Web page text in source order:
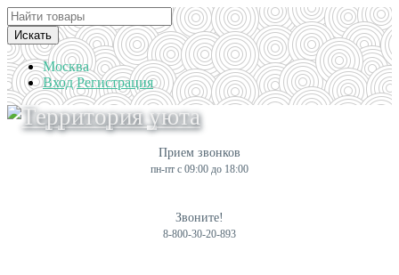
Искать
Москва
Вход Регистрация
Прием звонков
пн-пт с 09:00 до 18:00
Звоните!
8-800-30-20-893